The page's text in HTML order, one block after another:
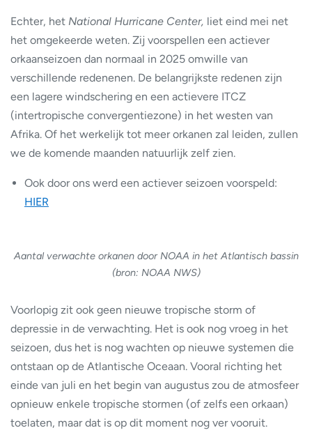
Echter, het National Hurricane Center, liet eind mei net
het omgekeerde weten. Zij voorspellen een actiever
orkaanseizoen dan normaal in 2025 omwille van
verschillende redenenen. De belangrijkste redenen zijn
een lagere windschering en een actievere ITCZ
(intertropische convergentiezone) in het westen van
Afrika. Of het werkelijk tot meer orkanen zal leiden, zullen
we de komende maanden natuurlijk zelf zien.
Ook door ons werd een actiever seizoen voorspeld:
HIER
Aantal verwachte orkanen door NOAA in het Atlantisch bassin
(bron: NOAA NWS)
Voorlopig zit ook geen nieuwe tropische storm of
depressie in de verwachting. Het is ook nog vroeg in het
seizoen, dus het is nog wachten op nieuwe systemen die
ontstaan op de Atlantische Oceaan. Vooral richting het
einde van juli en het begin van augustus zou de atmosfeer
opnieuw enkele tropische stormen (of zelfs een orkaan)
toelaten, maar dat is op dit moment nog ver vooruit.